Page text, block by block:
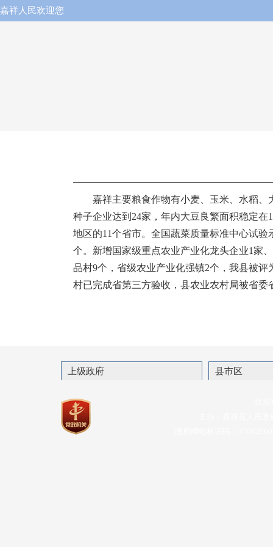
嘉祥人民欢迎您
嘉祥主要粮食作物有小麦、玉米、水稻、
种子企业达到24家，年内大豆良繁面积稳定
地区的11个省市。全国蔬菜质量标准中心试
个。新增国家级重点农业产业化龙头企业1家
品村9个，省级农业产业化强镇2个，我县被
村已完成省第三方验收，县农业农村局被省
上级政府 县市区